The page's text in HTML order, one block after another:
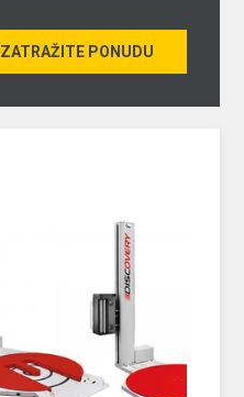
ZATRAŽITE PONUDU